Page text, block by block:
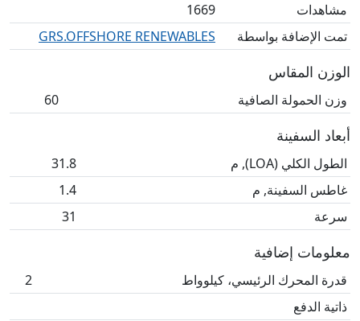
مشاهدات
1669
تمت الإضافة بواسطة
GRS.OFFSHORE RENEWABLES
الوزن المقاس
وزن الحمولة الصافية 60
أبعاد السفينة
الطول الكلي (LOA), م
31.8
غاطس السفينة, م
1.4
سرعة
31
معلومات إضافية
قدرة المحرك الرئيسي، كيلوواط
2
ذاتية الدفع